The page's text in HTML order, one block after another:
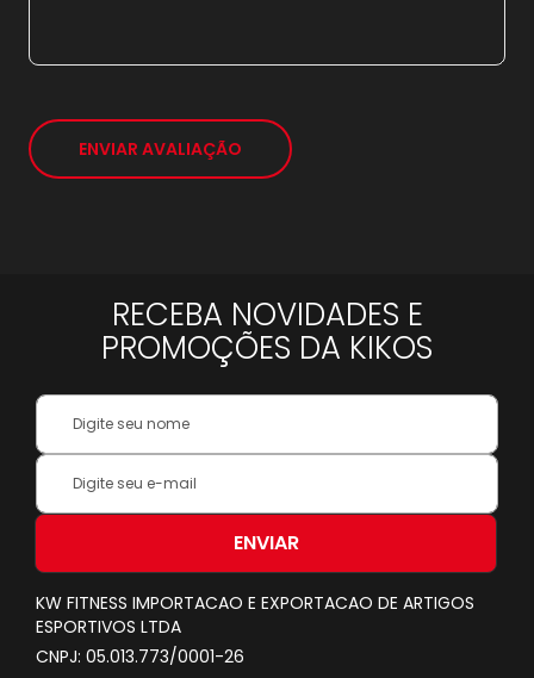
ENVIAR AVALIAÇÃO
RECEBA NOVIDADES E
PROMOÇÕES DA KIKOS
Your
Name:
Inscreva-
na
Newsletter:
ENVIAR
KW FITNESS IMPORTACAO E EXPORTACAO DE ARTIGOS
ESPORTIVOS LTDA
CNPJ: 05.013.773/0001-26